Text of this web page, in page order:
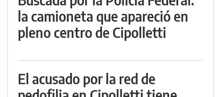
la camioneta que apareció en
pleno centro de Cipolletti
El acusado por la red de